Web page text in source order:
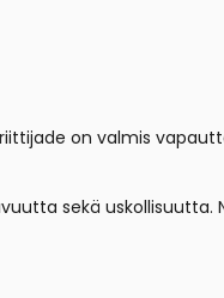
on valmis
sekä uskollisuutta.